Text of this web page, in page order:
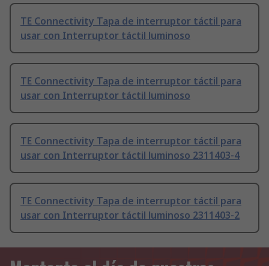
TE Connectivity Tapa de interruptor táctil para
usar con Interruptor táctil luminoso
TE Connectivity Tapa de interruptor táctil para
usar con Interruptor táctil luminoso
TE Connectivity Tapa de interruptor táctil para
usar con Interruptor táctil luminoso 2311403-4
TE Connectivity Tapa de interruptor táctil para
usar con Interruptor táctil luminoso 2311403-2